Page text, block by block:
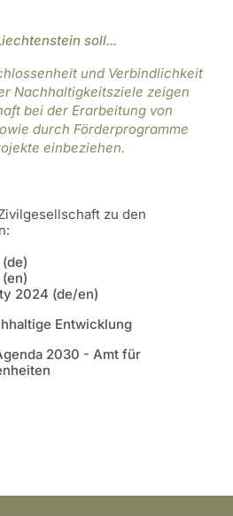
soll...
und Verbindlichkeit
Nachhaltigkeitsziele zeigen
bei der Erarbeitung von
durch Förderprogramme
einbeziehen.
zu den
2024 (de/en)
Entwicklung
2030 - Amt für